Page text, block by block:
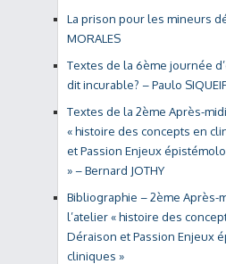
La prison pour les mineurs
MORALES
Textes de la 6ème journée
dit incurable? – Paulo
Textes de la 2ème Après-
« histoire des concepts en
et Passion Enjeux
» – Bernard JOTHY
Bibliographie – 2ème Après-
l’atelier « histoire des
Déraison et Passion Enjeux
cliniques »